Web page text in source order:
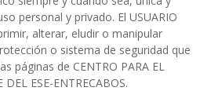
personal y privado. El USUARIO
alterar, eludir o manipular
o sistema de seguridad que
páginas de CENTRO PARA EL
ESE-ENTRECABOS.